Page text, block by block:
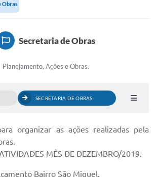
Obras
Secretaria de Obras
Planejamento, Ações e Obras.
SECRETARIA DE OBRAS
organizar as ações realizadas pela
MÊS DE DEZEMBRO/2019.
Bairro São Miguel.